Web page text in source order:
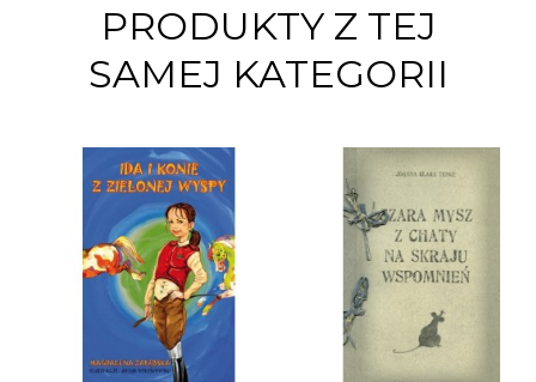
PRODUKTY Z TEJ
SAMEJ KATEGORII